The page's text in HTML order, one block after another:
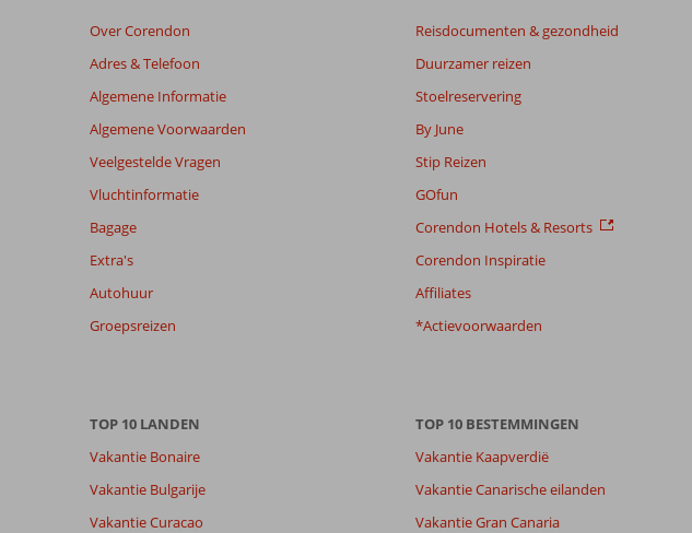
om
de
van
de
beoordelingen
te
beoordelingen.
55
beoordelingen
7,2
Kamers
7,5
Kindvriendelijk
5,8
Over Corendon
Adres & Telefoon
Algemene Informatie
Algemene Voorwaarden
Veelgestelde Vragen
Vluchtinformatie
Bagage
Extra's
Autohuur
Groepsreizen
Reisdocumenten & gezondheid
Duurzamer reizen
Stoelreservering
By June
Stip Reizen
GOfun
Corendon Hotels & Resorts
Corendon Inspiratie
Affiliates
*Actievoorwaarden
TOP 10 LANDEN
Vakantie Bonaire
Vakantie Bulgarije
Vakantie Curacao
TOP 10 BESTEMMINGEN
Vakantie Kaapverdië
Vakantie Canarische eilanden
Vakantie Gran Canaria